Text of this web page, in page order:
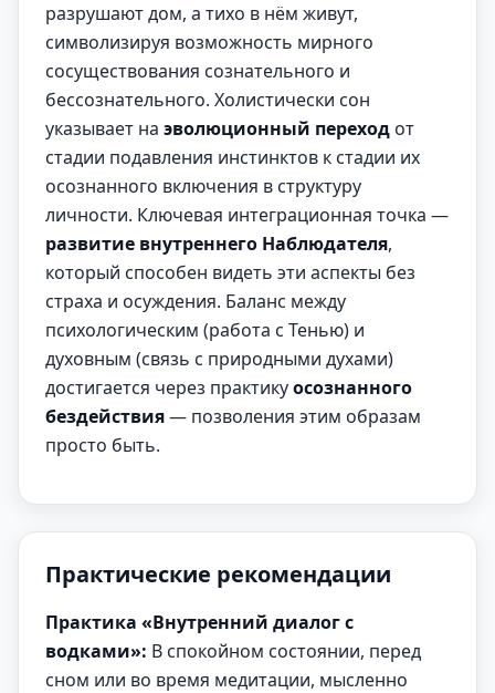
разрушают дом, а тихо в нём живут,
символизируя возможность мирного
сосуществования сознательного и
бессознательного. Холистически сон
указывает на эволюционный переход от
стадии подавления инстинктов к стадии их
осознанного включения в структуру
личности. Ключевая интеграционная точка —
развитие внутреннего Наблюдателя,
который способен видеть эти аспекты без
страха и осуждения. Баланс между
психологическим (работа с Тенью) и
духовным (связь с природными духами)
достигается через практикуосознанного
бездействия— позволения этим образам
просто быть.
Практические рекомендации
Практика «Внутренний диалог с
водками»: В спокойном состоянии, перед
сном или во время медитации, мысленно